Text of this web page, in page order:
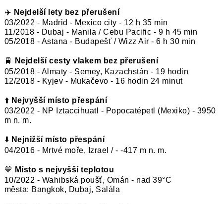
✈️ Nejdelší lety bez přerušení
03/2022 - Madrid - Mexico city - 12 h 35 min
11/2018 - Dubaj - Manila / Cebu Pacific - 9 h 45 min
05/2018 - Astana - Budapešť / Wizz Air - 6 h 30 min
🚆
Nejdelší cesty vlakem bez přerušení
05/2018 - Almaty - Semey, Kazachstán - 19 hodin
12/2018 - Kyjev - Mukačevo - 16 hodin 24 minut
⬆️ Nejvyšší místo přespání
03/2022 - NP Iztaccihuatl - Popocatépetl (Mexiko) - 3950
m n. m.
⬇️ Nejnižší místo přespání
04/2016 - Mrtvé moře, Izrael / - -417 m n. m.
💛 Místo s nejvyšší teplotou
10/2022 - Wahibská poušť, Omán - nad 39°C
města: Bangkok, Dubaj, Salála